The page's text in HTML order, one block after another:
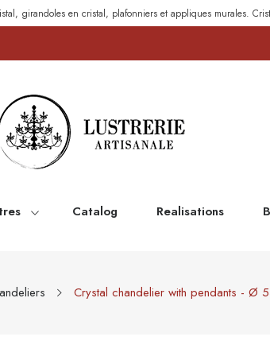
girandoles en cristal, plafonniers et appliques murales.
Catalog Realisations
Crystal chandelier with pendants - Ø